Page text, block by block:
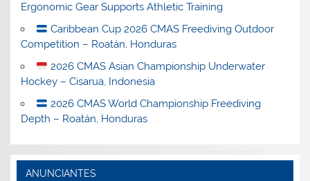
Ergonomic Gear Supports Athletic Training
Caribbean Cup 2026 CMAS Freediving Outdoor
Competition – Roatán, Honduras
2026 CMAS Asian Championship Underwater
Hockey – Cisarua, Indonesia
2026 CMAS World Championship Freediving
Depth – Roatán, Honduras
ANUNCIANTES